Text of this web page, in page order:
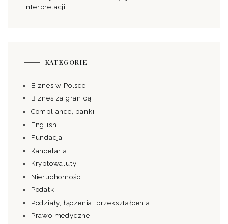
interpretacji
KATEGORIE
Biznes w Polsce
Biznes za granicą
Compliance, banki
English
Fundacja
Kancelaria
Kryptowaluty
Nieruchomości
Podatki
Podziały, łączenia, przekształcenia
Prawo medyczne